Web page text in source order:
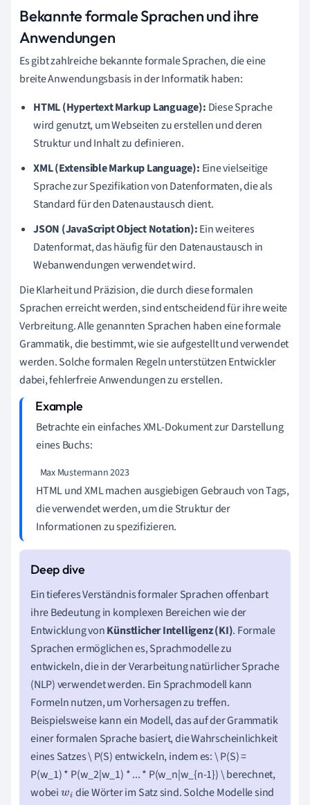
Bekannte formale Sprachen und ihre
Anwendungen
Es gibt zahlreiche bekannte formale Sprachen, die eine
breite Anwendungsbasis in der Informatik haben:
HTML (Hypertext Markup Language): Diese Sprache
wird genutzt, um Webseiten zu erstellen und deren
Struktur und Inhalt zu definieren.
XML (Extensible Markup Language): Eine vielseitige
Sprache zur Spezifikation von Datenformaten, die als
Standard für den Datenaustausch dient.
JSON (JavaScript Object Notation):Ein weiteres
Datenformat, das häufig für den Datenaustausch in
Webanwendungen verwendet wird.
Die Klarheit und Präzision, die durch diese formalen
Sprachen erreicht werden, sind entscheidend für ihre weite
Verbreitung. Alle genannten Sprachen haben eine formale
Grammatik, die bestimmt, wie sie aufgestellt und verwendet
werden. Solche formalen Regeln unterstützen Entwickler
dabei, fehlerfreie Anwendungen zu erstellen.
Betrachte ein einfaches XML-Dokument zur Darstellung
eines Buchs:
Max Mustermann2023
HTML und XML machen ausgiebigen Gebrauch von Tags,
die verwendet werden, um die Struktur der
Informationen zu spezifizieren.
Ein tieferes Verständnis formaler Sprachen offenbart
ihre Bedeutung in komplexen Bereichen wie der
Entwicklung vonKünstlicher Intelligenz (KI). Formale
Sprachen ermöglichen es, Sprachmodelle zu
entwickeln, die in der Verarbeitung natürlicher Sprache
(NLP) verwendet werden. Ein Sprachmodell kann
Formeln nutzen, um Vorhersagen zu treffen.
Beispielsweise kann ein Modell, das auf der Grammatik
einer formalen Sprache basiert, die Wahrscheinlichkeit
eines Satzes \ P(S) entwickeln, indem es: \ P(S) =
P(w_1) * P(w_2|w_1) * ... * P(w_n|w_{n-1}) \ berechnet,
wobeiwi die Wörter im Satz sind. Solche Modelle sind